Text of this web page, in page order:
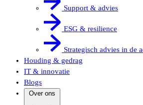
Support & advies
ESG & resilience
Strategisch advies in de
Houding & gedrag
IT & innovatie
Blogs
Over ons